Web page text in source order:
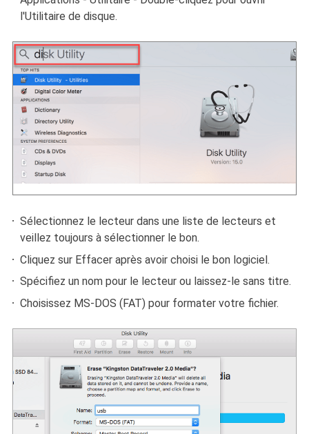
l'Utilitaire de disque.
Sélectionnez le lecteur dans une liste de lecteurs et
veillez toujours à sélectionner le bon.
Cliquez sur Effacer après avoir choisi le bon logiciel.
Spécifiez un nom pour le lecteur ou laissez-le sans titre.
Choisissez MS-DOS (FAT) pour formater votre fichier.